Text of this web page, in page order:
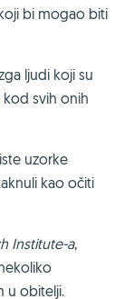
bi mogao biti
ljudi koji su
svih onih
uzorke
kao očiti
Institute-a,
u obitelji.